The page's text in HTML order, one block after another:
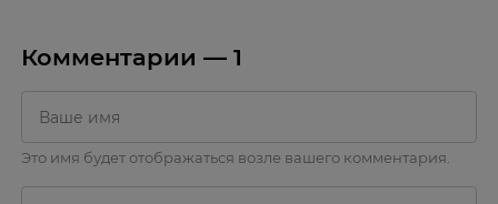
Комментарии — 1
Это имя будет отображаться возле вашего комментария.